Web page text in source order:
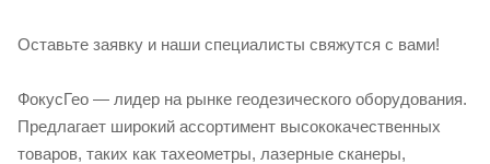
Оставьте заявку и наши специалисты свяжутся с вами!
ФокусГео — лидер на рынке геодезического оборудования.
Предлагает широкий ассортимент высококачественных
товаров, таких как тахеометры, лазерные сканеры,